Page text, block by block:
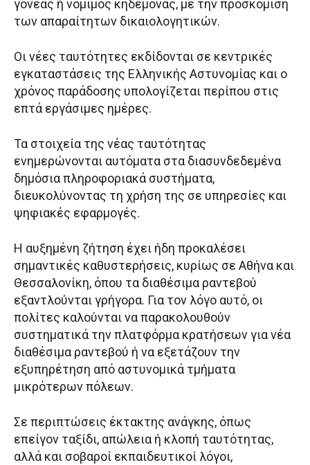
γονέας ή νόμιμος κηδεμόνας, με την προσκόμιση
των απαραίτητων δικαιολογητικών.
Οι νέες ταυτότητες εκδίδονται σε κεντρικές
εγκαταστάσεις της Ελληνικής Αστυνομίας και ο
χρόνος παράδοσης υπολογίζεται περίπου στις
επτά εργάσιμες ημέρες.
Τα στοιχεία της νέας ταυτότητας
ενημερώνονται αυτόματα στα διασυνδεδεμένα
δημόσια πληροφοριακά συστήματα,
διευκολύνοντας τη χρήση της σε υπηρεσίες και
ψηφιακές εφαρμογές.
Η αυξημένη ζήτηση έχει ήδη προκαλέσει
σημαντικές καθυστερήσεις, κυρίως σε Αθήνα και
Θεσσαλονίκη, όπου τα διαθέσιμα ραντεβού
εξαντλούνται γρήγορα. Για τον λόγο αυτό, οι
πολίτες καλούνται να παρακολουθούν
συστηματικά την πλατφόρμα κρατήσεων για νέα
διαθέσιμα ραντεβού ή να εξετάζουν την
εξυπηρέτηση από αστυνομικά τμήματα
μικρότερων πόλεων.
Σε περιπτώσεις έκτακτης ανάγκης, όπως
επείγον ταξίδι, απώλεια ή κλοπή ταυτότητας,
αλλά και σοβαροί εκπαιδευτικοί λόγοι,